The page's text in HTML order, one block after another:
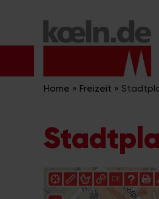
Inhalt
Home » Freizeit »